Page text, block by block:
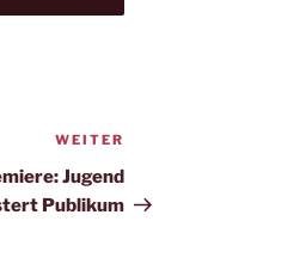
Beitrag
WEITER
Jugend
Publikum